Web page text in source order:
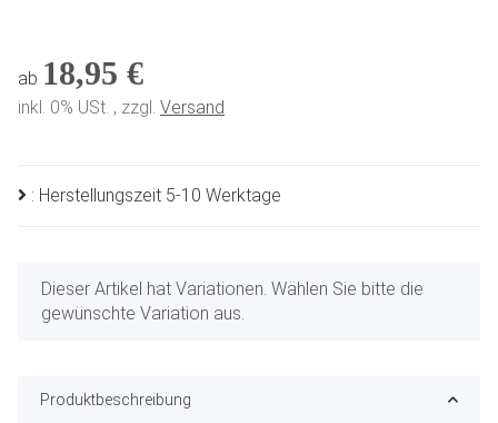
ab 18,95 €
inkl. 0% USt. , zzgl. Versand
: Herstellungszeit 5-10 Werktage
x
Dieser Artikel hat Variationen. Wählen Sie bitte die
gewünschte Variation aus.
Produktbeschreibung